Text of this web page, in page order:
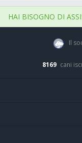
HAI BISOGNO DI
Il
8169 cani